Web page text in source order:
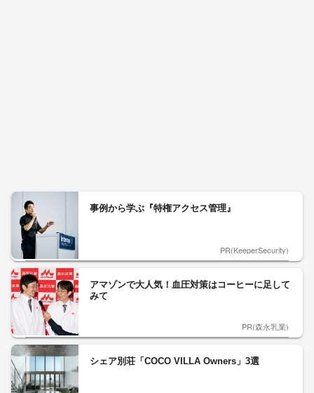
特定危険指定暴力団『工藤会』トップ 野村悟総裁
が引退 県公安委員会が公示 工藤会...
2026年7月31日
元ものまねタレントの清水良太郎さん（37）死
去 タレント・清水アキラさんの息子｜...
2026年8月2日